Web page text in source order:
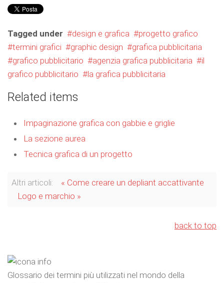
Tagged under design e grafica
progetto grafico
termini grafici
graphic design
grafica pubblicitaria
grafico pubblicitario
agenzia grafica pubblicitaria
il
grafico pubblicitario
la grafica pubblicitaria
Related items
Impaginazione grafica con gabbie e griglie
La sezione aurea
Tecnica grafica di un progetto
Altri articoli:
« Come creare un depliant accattivante
Logo e marchio »
back to top
Glossario dei termini più utilizzati nel mondo della